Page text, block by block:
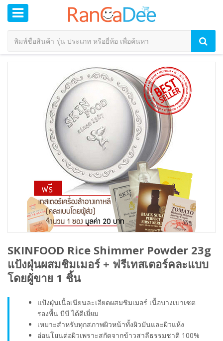
SKINFOOD Rice Shimmer Powder 23g
แป้งฝุ่นผสมชิมเมอร์ + ฟรีเทสเตอร์คละแบบ
โดยผู้ขาย 1 ชิ้น
แป้งฝุ่นเนื้อเนียนละเอียดผสมชิมเมอร์ เนื้อบางเบาเซต
รองพื้น บีบี ได้ดีเยี่ยม
เหมาะสำหรับทุกสภาพผิวหน้าทั้งผิวมันและผิวแห้ง
อ่อนโยนต่อผิวเพราะสกัดจากข้าวสาลีธรรมชาติ 100%